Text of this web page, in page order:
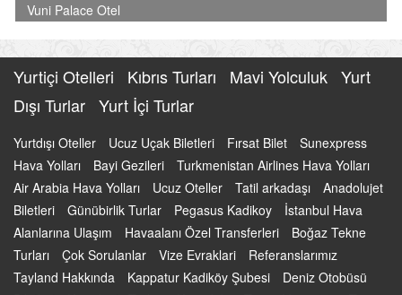
Vuni Palace Otel
Yurtiçi Otelleri Kıbrıs Turları Mavi Yolculuk Yurt
Dışı Turlar Yurt İçi Turlar
Yurtdışı Oteller Ucuz Uçak Biletleri Fırsat Bilet
Sunexpress
Hava Yolları
Bayi Gezileri
Turkmenistan Airlines Hava Yolları
Air Arabia Hava Yolları
Ucuz Oteller Tatil arkadaşı
Anadolujet
Biletleri
Günübirlik Turlar Pegasus Kadikoy
İstanbul Hava
Alanlarına Ulaşım
Havaalanı Özel Transferleri
Boğaz Tekne
Turları
Çok Sorulanlar Vize Evraklari
Referanslarımız
Tayland Hakkında
Kappatur Kadiköy Şubesi
Deniz Otobüsü